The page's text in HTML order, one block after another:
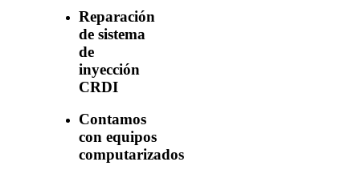
Reparación
de sistema
de
inyección
CRDI
Contamos
con equipos
computarizados